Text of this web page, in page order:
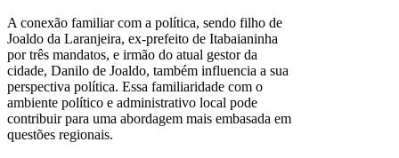
A conexão familiar com a política, sendo filho de
Joaldo da Laranjeira, ex-prefeito de Itabaianinha
por três mandatos, e irmão do atual gestor da
cidade, Danilo de Joaldo, também influencia a sua
perspectiva política. Essa familiaridade com o
ambiente político e administrativo local pode
contribuir para uma abordagem mais embasada em
questões regionais.